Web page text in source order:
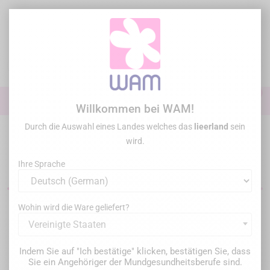
Startseite
Neue Artikel
38 Artikel gefunden
Willkommen bei WAM!
Durch die Auswahl eines Landes welches das lieerland sein
wird.
Ihre Sprache
Wohin wird die Ware geliefert?
Vereinigte Staaten
Indem Sie auf "Ich bestätige" klicken, bestätigen Sie, dass
Sie ein Angehöriger der Mundgesundheitsberufe sind.